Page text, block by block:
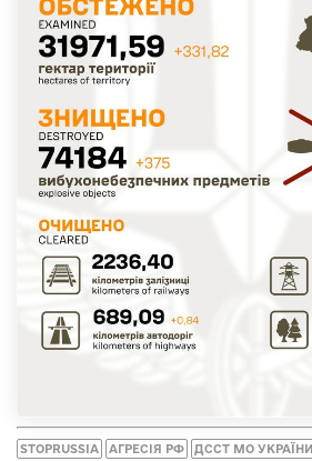
STOPRUSSIA АГРЕСІЯ РФ ДССТ МО УКРАЇНИ